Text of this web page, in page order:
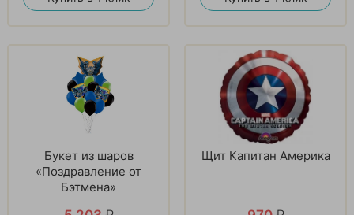
Букет из шаров
«Поздравление от
Бэтмена»
Щит Капитан Америка